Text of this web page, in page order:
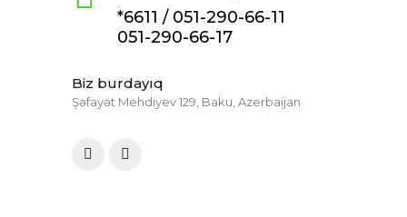
*6611 / 051-290-66-11
051-290-66-17
Biz burdayıq
Şəfayət Mehdiyev 129, Baku, Azerbaijan